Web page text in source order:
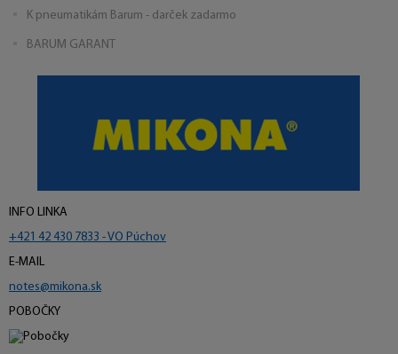
K pneumatikám Barum - darček zadarmo
BARUM GARANT
INFO LINKA
+421 42 430 7833 - VO Púchov
E-MAIL
notes@mikona.sk
POBOČKY